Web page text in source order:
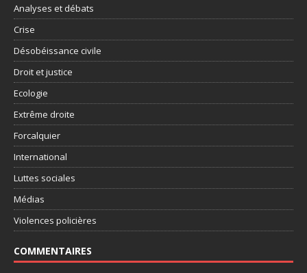
Analyses et débats
Crise
Désobéissance civile
Droit et justice
Ecologie
Extrême droite
Forcalquier
International
Luttes sociales
Médias
Violences policières
COMMENTAIRES